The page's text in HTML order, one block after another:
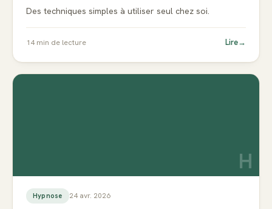
Des techniques simples à utiliser seul chez soi.
14min de lecture Lire→
H
Hypnose 24 avr. 2026